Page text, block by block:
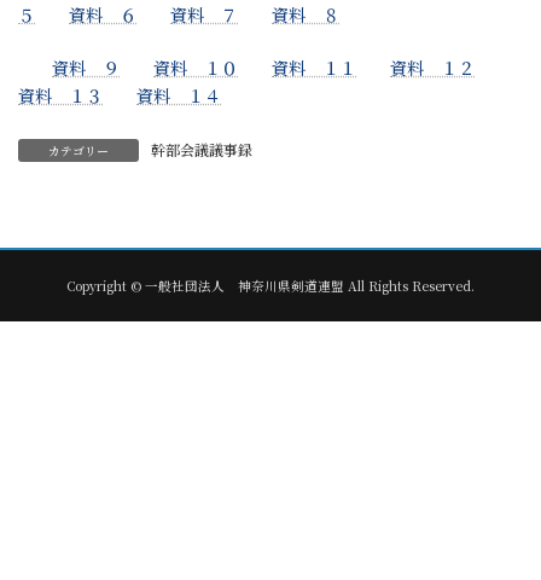
５
資料 ６ 資料 ７ 資料 ８
資料 ９ 資料 １０ 資料 １１
資料 １２
資料 １３
資料 １４
カテゴリー 幹部会議議事録
Copyright © 一般社団法人 神奈川県剣道連盟 All Rights Reserved.